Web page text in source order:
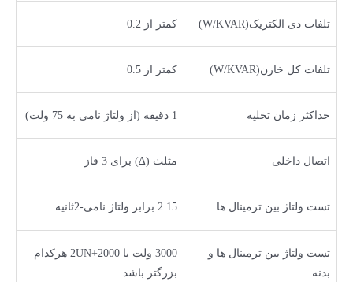
تلفات دی الکتریک(W/KVAR) کمتر از 0.2
تلفات کل خازن(W/KVAR) کمتر از 0.5
حداکثر زمان تخلیه 1 دقیقه (از ولتاژ نامی به 75 ولت)
اتصال داخلی مثلث (∆) برای 3 فاز
تست ولتاژ بین ترمینال ها 2.15 برابر ولتاژ نامی-2ثانیه
تست ولتاژ بین ترمینال ها و
بدنه
3000 ولت یا 2UN+2000 هرکدام
بزرگتر باشد